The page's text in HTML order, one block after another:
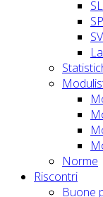
Norme
Riscontri
Buone